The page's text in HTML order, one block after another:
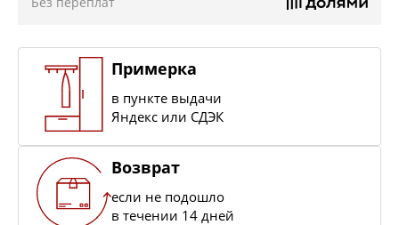
Примерка
в пункте выдачи
Яндекс или СДЭК
Возврат
если не подошло
в течении 14 дней